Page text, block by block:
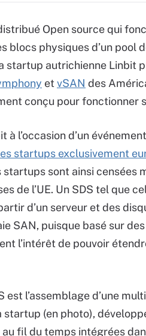
Open source qui
blocs physiques d’un pool
startup autrichienne Linbit
et vSAN des
conçu pour fonctionner
à l’occasion d’un
startups exclusivement
sont ainsi censées
de l’UE. Un SDS tel que
d’un serveur et des
SAN, puisque basé sur
l’intérêt de pouvoir
est l’assemblage d’une
startup (en photo),
fil du temps intégrées